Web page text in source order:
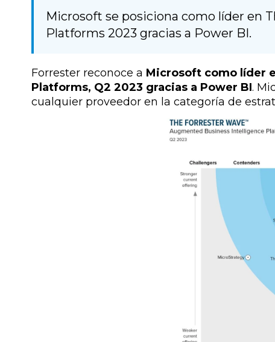
Microsoft se posiciona como líder en
Platforms 2023 gracias a Power BI.
Forrester reconoce a Microsoft como líder
Platforms, Q2 2023 gracias a Power BI.
cualquier proveedor en la categoría de